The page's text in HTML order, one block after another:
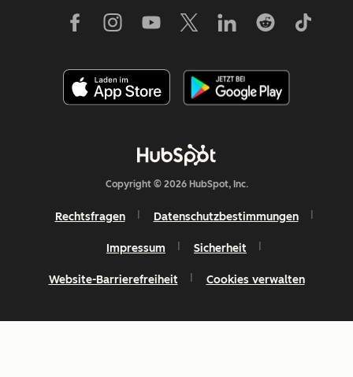
Copyright © 2026 HubSpot, Inc.
Rechtsfragen Datenschutzbestimmungen
Impressum Sicherheit
Website-Barrierefreiheit Cookies verwalten